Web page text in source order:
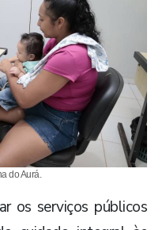
do Aurá.
os serviços públicos